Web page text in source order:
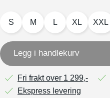
S M L XL XXL
Legg i handlekurv
Fri frakt over 1 299,-
Ekspress levering